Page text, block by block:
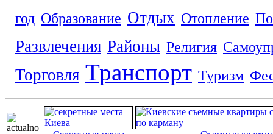
год Образование Отдых Отопление
Развлечения Районы Религия
Торговля Транспорт Туризм